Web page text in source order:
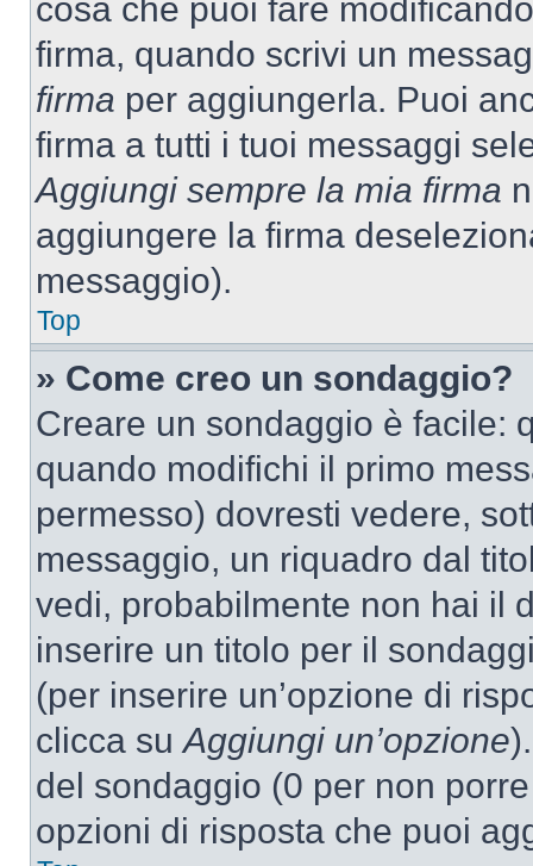
cosa che puoi fare
firma, quando scrivi un
firma per aggiungerla. Puoi
firma a tutti i tuoi messaggi
Aggiungi sempre la mia firma
aggiungere la firma
messaggio).
Top
» Come creo un sondaggio?
Creare un sondaggio è facile:
quando modifichi il primo
permesso) dovresti vedere,
messaggio, un riquadro dal
vedi, probabilmente non hai il
inserire un titolo per il
(per inserire un’opzione di
clicca suAggiungi un’opzione
del sondaggio (0 per non
opzioni di risposta che puoi